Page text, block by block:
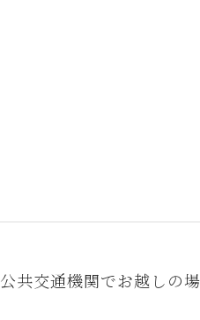
公共交通機関でお越しの